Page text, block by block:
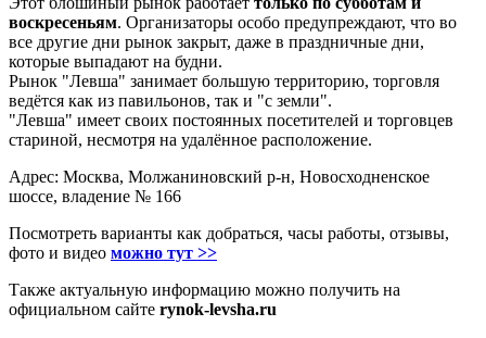
воскресеньям. Организаторы особо предупреждают, что во
все другие дни рынок закрыт, даже в праздничные дни,
которые выпадают на будни.
Рынок "Левша" занимает большую территорию, торговля
ведётся как из павильонов, так и "с земли".
"Левша" имеет своих постоянных посетителей и торговцев
стариной, несмотря на удалённое расположение.
Адрес: Москва, Молжаниновский р-н, Новосходненское
шоссе, владение № 166
Посмотреть варианты как добраться, часы работы, отзывы,
фото и видео можно тут >>
Также актуальную информацию можно получить на
официальном сайте rynok-levsha.ru